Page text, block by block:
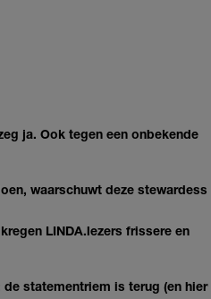
ja. Ook tegen een onbekende
waarschuwt deze stewardess
LINDA.lezers frissere en
statementriem is terug (en hier